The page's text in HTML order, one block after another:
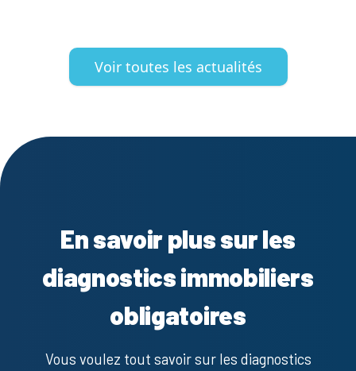
Voir toutes les actualités
En savoir plus sur les
diagnostics immobiliers
obligatoires
Vous voulez tout savoir sur les diagnostics